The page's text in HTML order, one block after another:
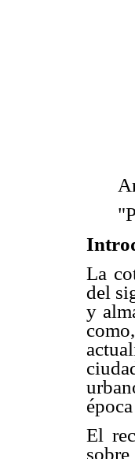
La
del
y
El